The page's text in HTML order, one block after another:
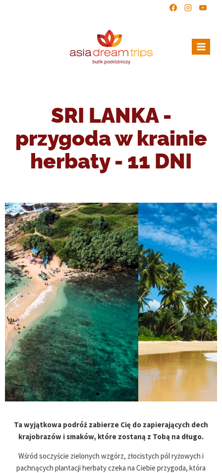
SRI LANKA -
przygoda w krainie
herbaty - 11 DNI
Ta wyjątkowa podróż zabierze Cię do zapierających dech
krajobrazów i smaków, które zostaną z Tobą na długo.
Wśród soczyście zielonych wzgórz, złocistych pól ryżowych i
pachnących plantacji herbaty czeka na Ciebie przygoda, która